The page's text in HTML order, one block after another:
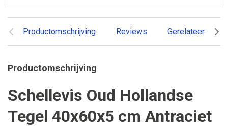
Productomschrijving Reviews Gerelateerde
Productomschrijving
Schellevis Oud Hollandse
Tegel 40x60x5 cm Antraciet